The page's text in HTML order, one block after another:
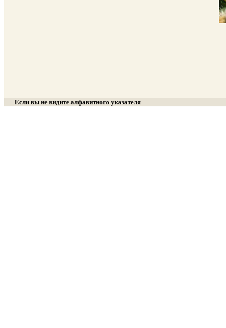
Если вы не видите алфавитного указателя